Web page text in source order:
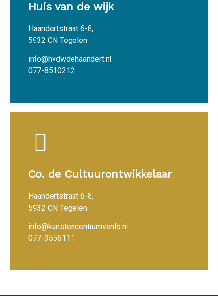
Huis van de wijk
Haandertstraat 6-8,
5932 CN Tegelen
info@hvdwdehaandert.nl
077-8510212
Co. de Cultuurontwikkelaar
Haandertstraat 6-8,
5932 CN Tegelen
info@kunstencentrumvenlo.nl
077-3556111